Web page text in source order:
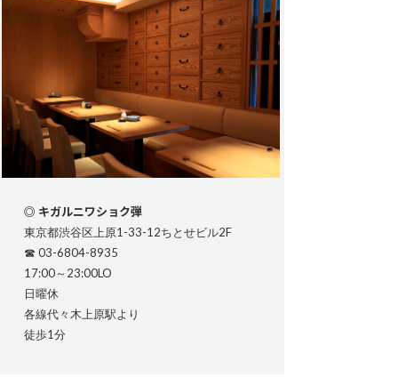
◎ キガルニワショク弾
東京都渋谷区上原1-33-12ちとせビル2F
☎ 03-6804-8935
17:00～23:00LO
日曜休
各線代々木上原駅より
徒歩1分